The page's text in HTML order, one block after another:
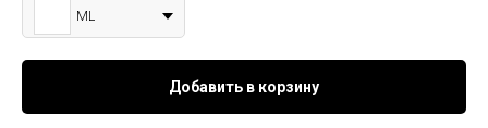
ML
Добавить в корзину